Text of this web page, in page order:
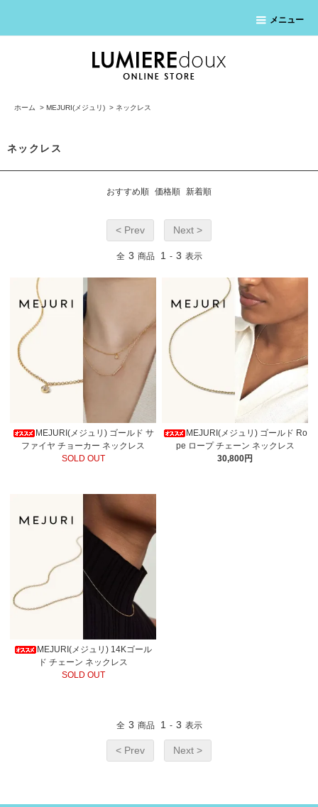
メニュー
ホーム > MEJURI(メジュリ) > ネックレス
ネックレス
おすすめ順 価格順 新着順
< Prev Next >
全 3 商品 1 - 3 表示
MEJURI(メジュリ) ゴールド サ
ファイヤ チョーカー ネックレス
SOLD OUT
MEJURI(メジュリ) ゴールド Ro
pe ロープ チェーン ネックレス
30,800円
MEJURI(メジュリ) 14Kゴール
ド チェーン ネックレス
SOLD OUT
全 3 商品 1 - 3 表示
< Prev Next >